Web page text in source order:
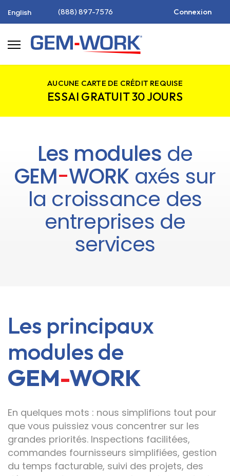
English (888) 897-7576 Connexion
AUCUNE CARTE DE CRÉDIT REQUISE
ESSAI GRATUIT 30 JOURS
Les modules de
GEM-WORK axés sur
la croissance des
entreprises de
services
Les principaux
modules de
GEM-WORK
En quelques mots : nous simplifions tout pour
que vous puissiez vous concentrer sur les
grandes priorités. Inspections facilitées,
commandes fournisseurs simplifiées, gestion
du temps facturable, suivi des projets, des